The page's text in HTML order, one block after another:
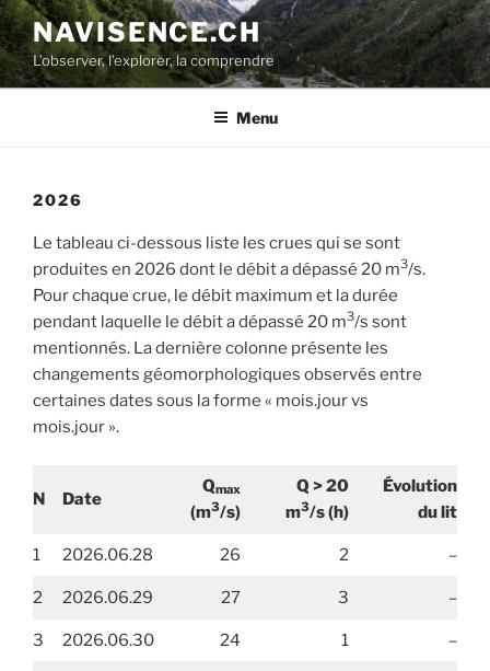
Aller
au
contenu
principal
NAVISENCE.CH
L’observer, l’explorer, la comprendre
Menu
2026
Le tableau ci-dessous liste les crues qui se sont
produites en 2026 dont le débit a dépassé 20 m3/s.
Pour chaque crue, le débit maximum et la durée
pendant laquelle le débit a dépassé 20 m3/s sont
mentionnés. La dernière colonne présente les
changements géomorphologiques observés entre
certaines dates sous la forme « mois.jour vs
mois.jour ».
N Date
Qmax
(m3/s)
Q > 20
m3/s(h)
Évolution
du lit
1 2026.06.28 26 2 –
2 2026.06.29 27 3 –
3 2026.06.30 24 1 –